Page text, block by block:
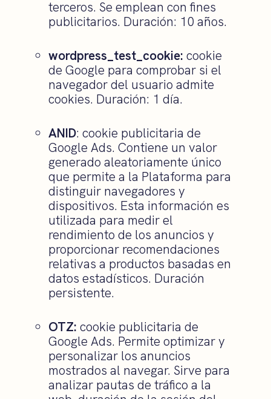
terceros. Se emplean con fines
publicitarios. Duración: 10 años.
wordpress_test_cookie: cookie
de Google para comprobar si el
navegador del usuario admite
cookies. Duración: 1 día.
ANID: cookie publicitaria de
Google Ads. Contiene un valor
generado aleatoriamente único
que permite a la Plataforma para
distinguir navegadores y
dispositivos. Esta información es
utilizada para medir el
rendimiento de los anuncios y
proporcionar recomendaciones
relativas a productos basadas en
datos estadísticos. Duración
persistente.
OTZ: cookie publicitaria de
Google Ads. Permite optimizar y
personalizar los anuncios
mostrados al navegar. Sirve para
analizar pautas de tráfico a la